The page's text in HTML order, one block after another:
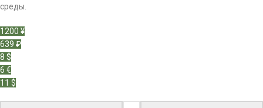
среды.
1200 ¥
639 ₽
8 $
6 €
11 $